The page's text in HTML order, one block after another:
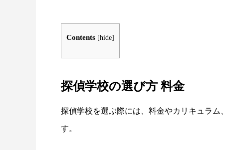
Contents [hide]
探偵学校の選び方 料金
探偵学校を選ぶ際には、料金やカリキュラム
す。